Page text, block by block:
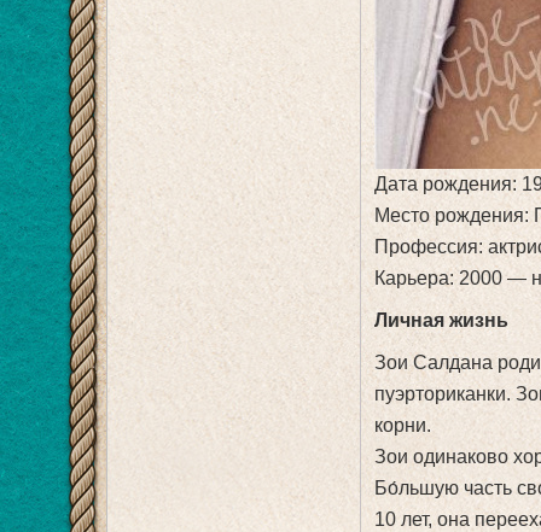
Дата рождения:
Место
Профессия:
Карьера: 2000 —
Личная жизнь
Зои Салдана
пуэрториканки.
корни.
Зои одинаково
Бо́льшую часть
10 лет, она